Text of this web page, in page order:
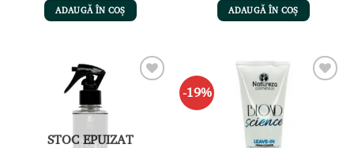
a
fost:
339,00 lei.
ADAUGĂ ÎN COȘ ADAUGĂ ÎN COȘ
STOC EPUIZAT
-19%